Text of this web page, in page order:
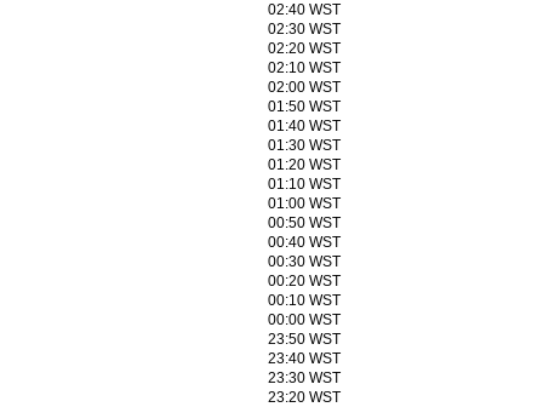
02:40 WST
02:30 WST
02:20 WST
02:10 WST
02:00 WST
01:50 WST
01:40 WST
01:30 WST
01:20 WST
01:10 WST
01:00 WST
00:50 WST
00:40 WST
00:30 WST
00:20 WST
00:10 WST
00:00 WST
23:50 WST
23:40 WST
23:30 WST
23:20 WST